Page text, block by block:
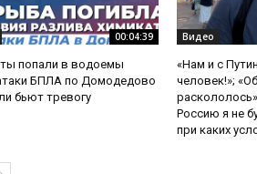
00:04:39
попали в водоемы
БПЛА по Домодедово
бьют тревогу
Видео
«Нам и с
человек!»;
Россию я не
при каких